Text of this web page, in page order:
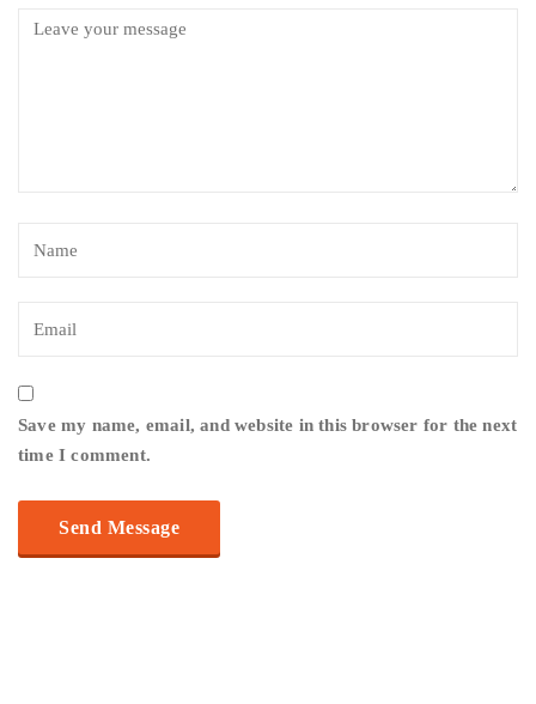
Save my name, email, and website in this browser for the next
time I comment.